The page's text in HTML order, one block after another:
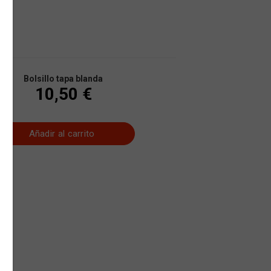
Bolsillo tapa blanda
10,50 €
Añadir al carrito